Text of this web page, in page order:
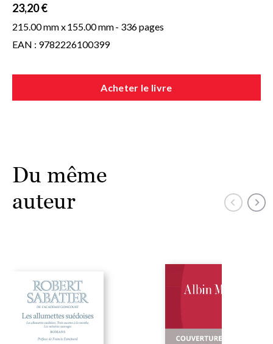
23,20 €
215.00 mm x155.00 mm- 336 pages
EAN : 9782226100399
Acheter le livre
Du même
auteur